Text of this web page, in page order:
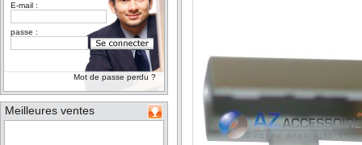
E-mail :
passe :
Mot de passe perdu ?
Meilleures ventes